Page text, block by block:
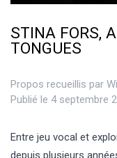
STINA FORS,
TONGUES
Propos recueillis par
Publié le 4 septembre
Entre jeu vocal et
depuis plusieurs